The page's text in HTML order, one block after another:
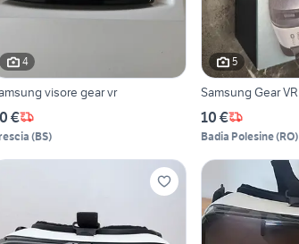
4
Samsung visore gear vr
€
(BS)
5
Samsung Gear VR
10 €
Badia Polesine(RO)